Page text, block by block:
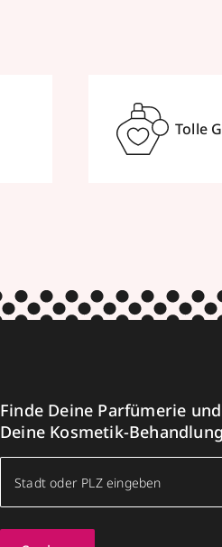
Tolle
Finde Deine Parfümerie
Deine Kosmetik-Behandlung